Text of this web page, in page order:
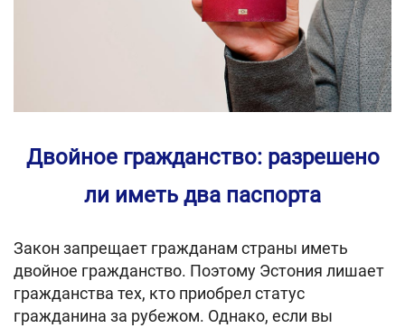
Двойное гражданство: разрешено
ли иметь два паспорта
Закон запрещает гражданам страны иметь
двойное гражданство. Поэтому Эстония лишает
гражданства тех, кто приобрел статус
гражданина за рубежом. Однако, если вы